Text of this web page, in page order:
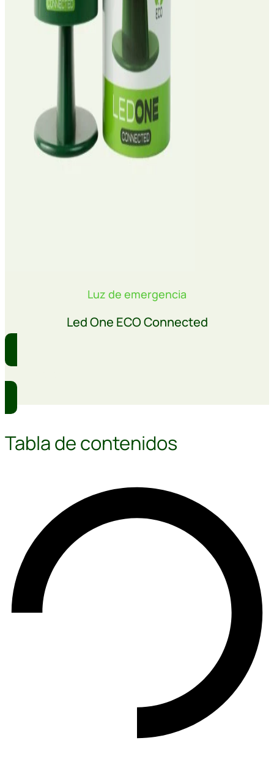
Luz de emergencia
Led One ECO Connected
Tabla de contenidos